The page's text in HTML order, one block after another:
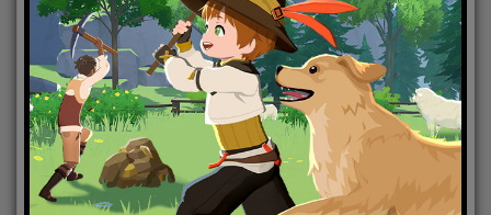
2019-01-15|Android,IOS,手機遊戲,焦點新聞 明日之後